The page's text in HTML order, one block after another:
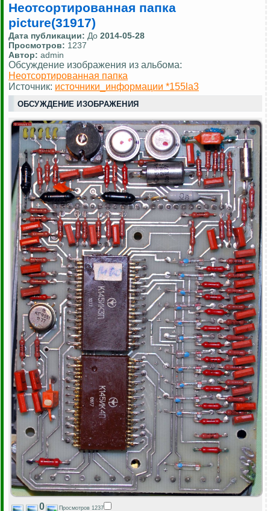
Неотсортированная папка
picture(31917)
Дата публикации: До 2014-05-28
Просмотров: 1237
Автор: admin
Обсуждение изображения из альбома:
Неотсортированная папка
Источник: источники_информации *155la3
ОБСУЖДЕНИЕ ИЗОБРАЖЕНИЯ
0 Просмотров 1237